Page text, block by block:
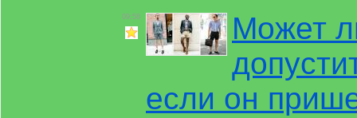
09:58
Может
если он